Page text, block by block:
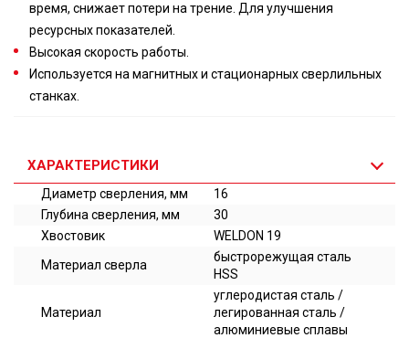
время, снижает потери на трение. Для улучшения
ресурсных показателей.
Высокая скорость работы.
Используется на магнитных и стационарных сверлильных
станках.
ХАРАКТЕРИСТИКИ
Диаметр сверления, мм
16
Глубина сверления, мм
30
Хвостовик
WELDON 19
Материал сверла
быстрорежущая сталь
HSS
Материал
углеродистая сталь /
легированная сталь /
алюминиевые сплавы